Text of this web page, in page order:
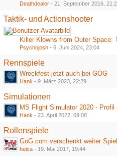
Deathdealer - 21. September 2016,
Taktik- und Actionshooter
Killer Klowns from Outer Space:
Psychojosh - 6. Juni 2024, 23:04
Rennspiele
Wreckfest jetzt auch bei GOG
Hank - 9. März 2023, 22:29
Simulationen
MS Flight Simulator 2020 - Profil
Hank - 23. April 2022, 09:08
Rollenspiele
heica - 19. Mai 2017, 19:44